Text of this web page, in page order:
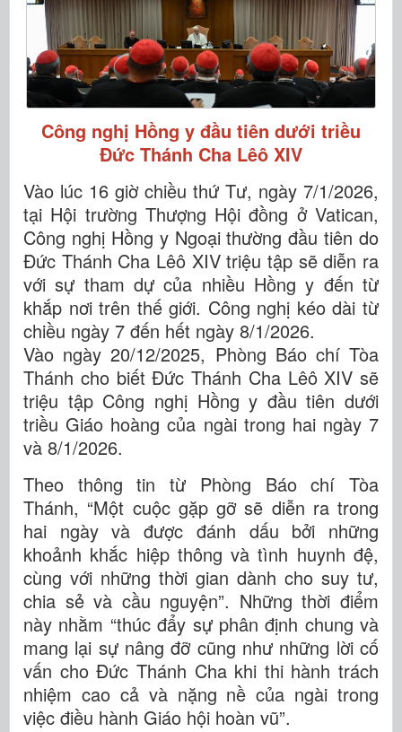
Công nghị Hồng y đầu tiên dưới triều
Đức Thánh Cha Lêô XIV
Vào lúc 16 giờ chiều thứ Tư, ngày 7/1/2026,
tại Hội trường Thượng Hội đồng ở Vatican,
Công nghị Hồng y Ngoại thường đầu tiên do
Đức Thánh Cha Lêô XIV triệu tập sẽ diễn ra
với sự tham dự của nhiều Hồng y đến từ
khắp nơi trên thế giới. Công nghị kéo dài từ
chiều ngày 7 đến hết ngày 8/1/2026.
Vào ngày 20/12/2025, Phòng Báo chí Tòa
Thánh cho biết Đức Thánh Cha Lêô XIV sẽ
triệu tập Công nghị Hồng y đầu tiên dưới
triều Giáo hoàng của ngài trong hai ngày 7
và 8/1/2026.
Theo thông tin từ Phòng Báo chí Tòa
Thánh, “Một cuộc gặp gỡ sẽ diễn ra trong
hai ngày và được đánh dấu bởi những
khoảnh khắc hiệp thông và tình huynh đệ,
cùng với những thời gian dành cho suy tư,
chia sẻ và cầu nguyện”. Những thời điểm
này nhằm “thúc đẩy sự phân định chung và
mang lại sự nâng đỡ cũng như những lời cố
vấn cho Đức Thánh Cha khi thi hành trách
nhiệm cao cả và nặng nề của ngài trong
việc điều hành Giáo hội hoàn vũ”.